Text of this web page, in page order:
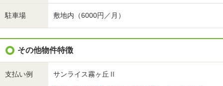
駐車場 敷地内（6000円／月）
その他物件特徴
支払い例 サンライス霧ヶ丘Ⅱ